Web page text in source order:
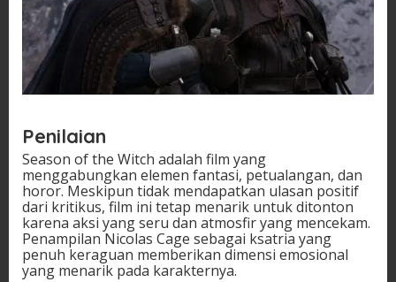
Penilaian
Season of the Witch adalah film yang
menggabungkan elemen fantasi, petualangan, dan
horor. Meskipun tidak mendapatkan ulasan positif
dari kritikus, film ini tetap menarik untuk ditonton
karena aksi yang seru dan atmosfir yang mencekam.
Penampilan Nicolas Cage sebagai ksatria yang
penuh keraguan memberikan dimensi emosional
yang menarik pada karakternya.